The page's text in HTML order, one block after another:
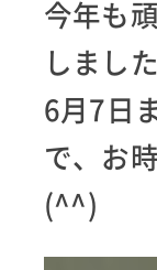
今年も
しました
6月7日
で、お
(^^)